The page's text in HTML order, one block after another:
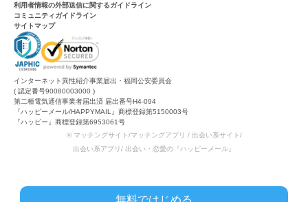
利用者情報の外部送信に関するガイドライン
コミュニティガイドライン
サイトマップ
インターネット異性紹介事業届出・福岡公安委員会
( 認定番号90080003000 )
第二種電気通信事業者届出済 届出番号H4-094
『ハッピーメール/HAPPYMAIL』商標登録第5150003号
『ハッピー』商標登録第6953061号
© マッチングサイト/マッチングアプリ / 出会い系サイト/
出会い系アプリ/ 出会い・恋愛の『ハッピーメール』
無料ではじめる